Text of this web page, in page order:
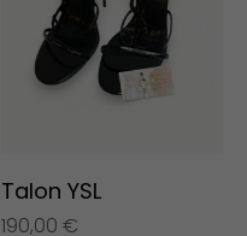
Talon YSL
190,00 €